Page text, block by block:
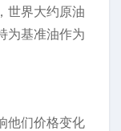
世界大约原油
为基准油作为
他们价格变化